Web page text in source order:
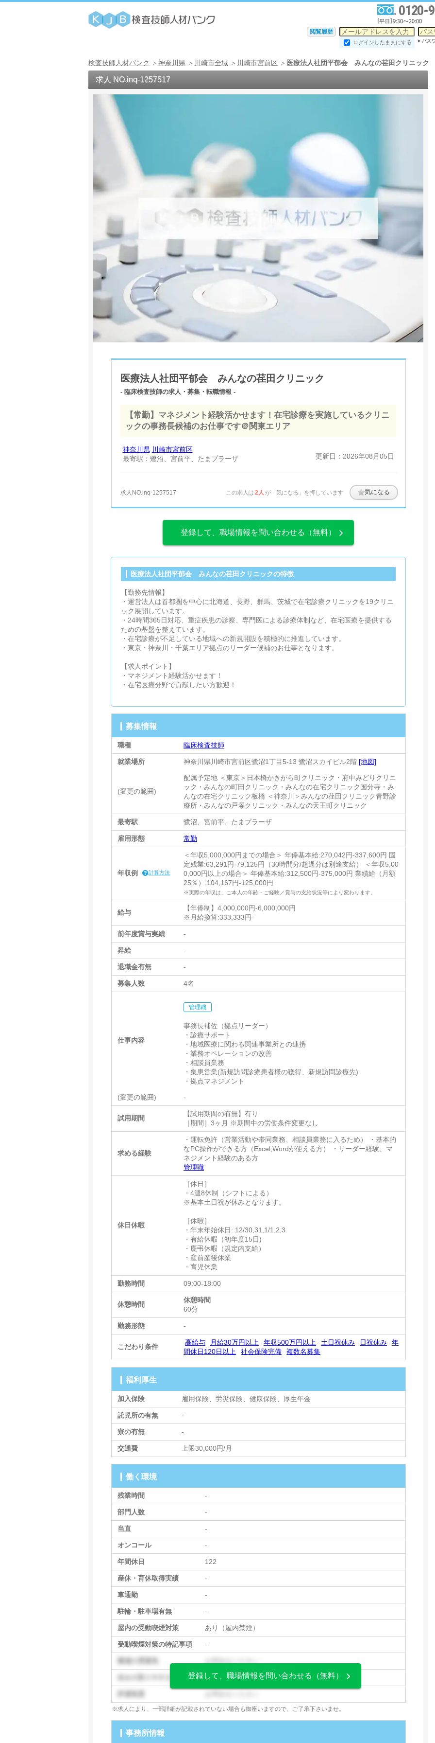
0120-
閲覧履歴
ログインしたままにする
検査技師人材バンク 神奈川県 川崎市全域 川崎市宮前区 医療法人社団平郁会 みんなの荏田クリニック
求人 NO.inq-1257517
医療法人社団平郁会 みんなの荏田クリニック
- 臨床検査技師の求人・募集・転職情報 -
気になる
【常勤】マネジメント経験活かせます！在宅診療を実施しているクリニ
ックの事務長候補のお仕事です＠関東エリア
神奈川県 川崎市宮前区
最寄駅：鷺沼、宮前平、たまプラーザ
更新日：2026年08月05日
求人NO.inq-1257517 この求人は 2人 が「気になる」を押しています
登録して、職場情報を問い合わせる（無料）
医療法人社団平郁会 みんなの荏田クリニックの特徴
【勤務先情報】
・運営法人は首都圏を中心に北海道、長野、群馬、茨城で在宅診療クリニックを19クリニ
ック展開しています。
・24時間365日対応、重症疾患の診察、専門医による診療体制など、在宅医療を提供する
ための基盤を整えています。
・在宅診療が不足している地域への新規開設を積極的に推進しています。
・東京・神奈川・千葉エリア拠点のリーダー候補のお仕事となります。
【求人ポイント】
・マネジメント経験活かせます！
・在宅医療分野で貢献したい方歓迎！
募集情報
職種 臨床検査技師
就業場所 神奈川県川崎市宮前区鷺沼1丁目5-13 鷺沼スカイビル2階 [地図]
(変更の範囲)
配属予定地 ＜東京＞日本橋かきがら町クリニック・府中みどりクリニ
ック・みんなの町田クリニック・みんなの在宅クリニック国分寺・み
んなの在宅クリニック板橋 ＜神奈川＞みんなの荏田クリニック青野診
療所・みんなの戸塚クリニック・みんなの天王町クリニック
最寄駅 鷺沼、宮前平、たまプラーザ
雇用形態 常勤
年収例 計算方法
＜年収5,000,000円までの場合＞ 年俸基本給:270,042円-337,600円 固
定残業:63,291円-79,125円（30時間分/超過分は別途支給） ＜年収5,00
0,000円以上の場合＞ 年俸基本給:312,500円-375,000円 業績給（月額
25％）:104,167円-125,000円
※実際の年収は、ご本人の年齢・ご経験／賞与の支給状況等により変わります。
給与
【年俸制】4,000,000円-6,000,000円
※月給換算:333,333円-
前年度賞与実績 -
昇給 -
退職金有無 -
募集人数 4名
仕事内容
管理職
事務長補佐（拠点リーダー）
・診療サポート
・地域医療に関わる関連事業所との連携
・業務オペレーションの改善
・相談員業務
・集患営業(新規訪問診療患者様の獲得、新規訪問診療先)
・拠点マネジメント
(変更の範囲) -
試用期間
【試用期間の有無】有り
［期間］3ヶ月 ※期間中の労働条件変更なし
求める経験
・運転免許（営業活動や帯同業務、相談員業務に入るため） ・基本的
なPC操作ができる方（Excel,Wordが使える方） ・リーダー経験、マ
ネジメント経験のある方
管理職
休日休暇
［休日］
・4週8休制（シフトによる）
※基本土日祝が休みとなります。
［休暇］
・年末年始休日: 12/30,31,1/1,2,3
・有給休暇（初年度15日)
・慶弔休暇（規定内支給）
・産前産後休業
・育児休業
勤務時間 09:00-18:00
休憩時間
休憩時間
60分
勤務形態 -
こだわり条件
高給与 月給30万円以上 年収500万円以上 土日祝休み 日祝休み
年
間休日120日以上
社会保険完備 複数名募集
福利厚生
加入保険 雇用保険、労災保険、健康保険、厚生年金
託児所の有無 -
寮の有無 -
交通費 上限30,000円/月
働く環境
残業時間 -
部門人数 -
当直 -
オンコール -
年間休日 122
産休・育休取得実績 -
車通勤 -
駐輪・駐車場有無 -
屋内の受動喫煙対策 あり（屋内禁煙）
受動喫煙対策の特記事項 -
お問合せください
登録して、職場情報を問い合わせる（無料）
※求人により、一部詳細が記載されていない場合も御座いますので、ご了承下さいませ。
事務所情報